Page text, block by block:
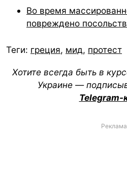
Во время
повреждено
Теги: греция, мид, протест
Хотите всегда быть в
Украине —
Telegram-
Реклама